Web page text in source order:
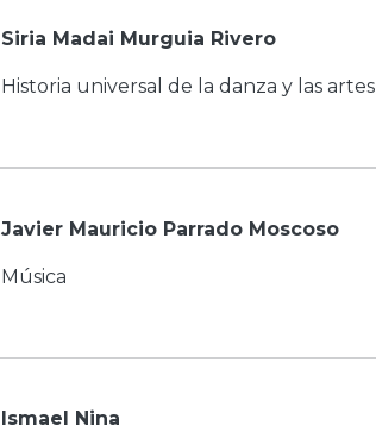
Siria Madai Murguia Rivero
Historia universal de la danza y las artes
Javier Mauricio Parrado Moscoso
Música
Ismael Nina